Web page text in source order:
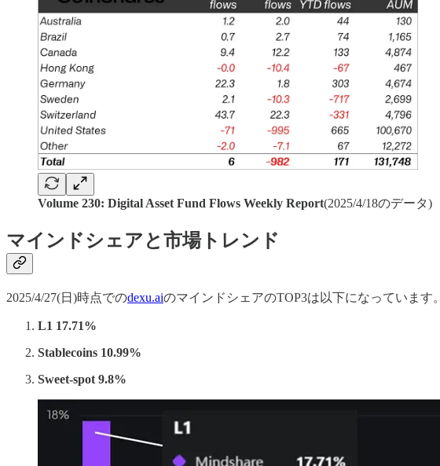
Volume 230: Digital Asset Fund Flows Weekly Report(2025/4/18のデータ)
マインドシェアと市場トレンド
2025/4/27(日)時点でのdexu.aiのマインドシェアのTOP3は以下になっています。
L1 17.71%
Stablecoins 10.99%
Sweet-spot 9.8%